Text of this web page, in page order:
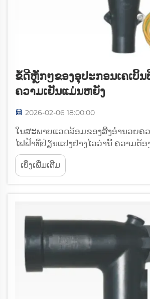
ຂໍ້ດີຫຼັກໆຂອງອຸປະກອນເຄເບິ້
ຄວາມເຢັນແມ່ນຫຍັງ
2026-02-06 18:00:00
ໃນສະພາບແວດລ້ອມຂອງສິ່ງອຳນວຍຄ
ໄຟຟ້າທີ່ປ່ຽນແປງຢ່າງໄວວ່ານີ້ ຄວາມຕ້
ສຳລັບການຈົບເຄັບເປີທີ່ເຊື່ອຖືໄດ້ ແລະ ມີ
ເພີ່ມຂຶ້ນຢ່າງຫຼວງຫຼາຍ. ອຸປະກອນເຄັບເ
(Cold shrinkable cable
ເບິ່ງເພີ່ມເຕີມ